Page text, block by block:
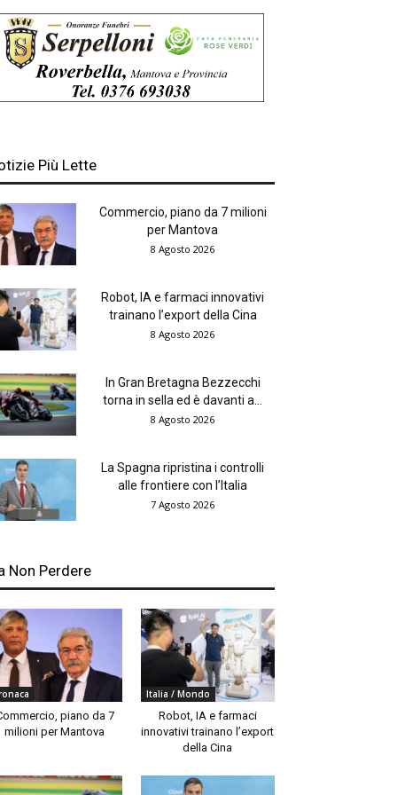
Più Lette
Commercio, piano da 7 milioni
per Mantova
8 Agosto 2026
Robot, IA e farmaci innovativi
trainano l’export della Cina
8 Agosto 2026
In Gran Bretagna Bezzecchi
torna in sella ed è davanti a...
8 Agosto 2026
La Spagna ripristina i controlli
alle frontiere con l’Italia
7 Agosto 2026
Non Perdere
piano da 7
milioni per Mantova
Italia / Mondo
Robot, IA e farmaci
innovativi trainano l’export
della Cina